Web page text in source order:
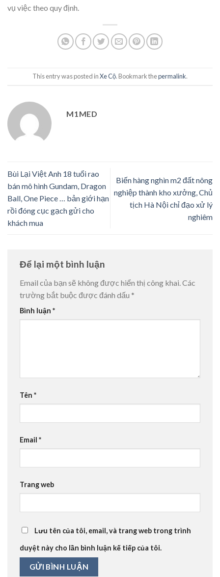
vụ việc theo quy định.
This entry was posted inXe Cộ. Bookmark thepermalink.
M1MED
Bùi Lại Việt Anh 18 tuổi rao
bán mô hình Gundam, Dragon
Ball, One Piece … bản giới hạn
rồi đóng cục gạch gửi cho
khách mua
Biến hàng nghìn m2 đất nông
nghiệp thành kho xưởng, Chủ
tịch Hà Nội chỉ đạo xử lý
nghiêm
Để lại một bình luận
Email của bạn sẽ không được hiển thị công khai.Các
trường bắt buộc được đánh dấu *
Bình luận *
Tên *
Email *
Trang web
Lưu tên của tôi, email, và trang web trong trình
duyệt này cho lần bình luận kế tiếp của tôi.